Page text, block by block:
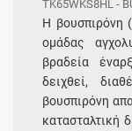
TK65WKS8HL -
Η βουσπιρόνη
ομάδας
βραδεία
δειχθεί,
βουσπιρόνη
κατασταλτική